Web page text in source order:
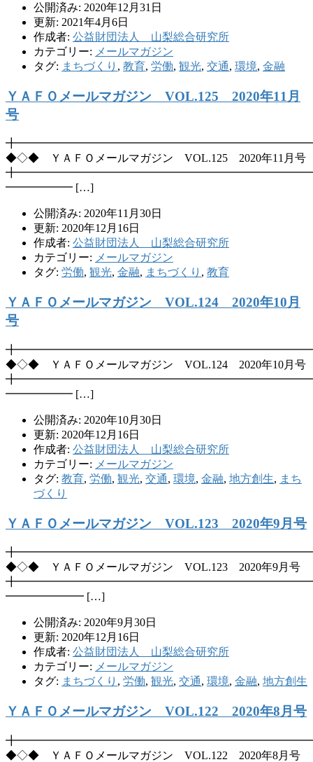
公開済み: 2020年12月31日
更新: 2021年4月6日
作成者: 公益財団法人 山梨総合研究所
カテゴリー: メールマガジン
タグ: まちづくり , 教育, 労働, 観光, 交通, 環境, 金融
ＹＡＦＯメールマガジン VOL.125 2020年11月
号
◆◇◆ ＹＡＦＯメールマガジン VOL.125 2020年11月号
━━━━━━ […]
公開済み: 2020年11月30日
更新: 2020年12月16日
作成者: 公益財団法人 山梨総合研究所
カテゴリー: メールマガジン
タグ: 労働, 観光, 金融, まちづくり , 教育
ＹＡＦＯメールマガジン VOL.124 2020年10月
号
◆◇◆ ＹＡＦＯメールマガジン VOL.124 2020年10月号
━━━━━━ […]
公開済み: 2020年10月30日
更新: 2020年12月16日
作成者: 公益財団法人 山梨総合研究所
カテゴリー: メールマガジン
タグ: 教育, 労働, 観光, 交通, 環境, 金融, 地方創生, まち
づくり
ＹＡＦＯメールマガジン VOL.123 2020年9月号
◆◇◆ ＹＡＦＯメールマガジン VOL.123 2020年9月号
━━━━━━━ […]
公開済み: 2020年9月30日
更新: 2020年12月16日
作成者: 公益財団法人 山梨総合研究所
カテゴリー: メールマガジン
タグ: まちづくり , 労働, 観光, 交通, 環境, 金融, 地方創生
ＹＡＦＯメールマガジン VOL.122 2020年8月号
◆◇◆ ＹＡＦＯメールマガジン VOL.122 2020年8月号